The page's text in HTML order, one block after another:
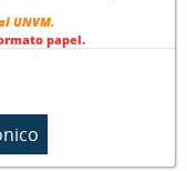
UNVM.
papel.